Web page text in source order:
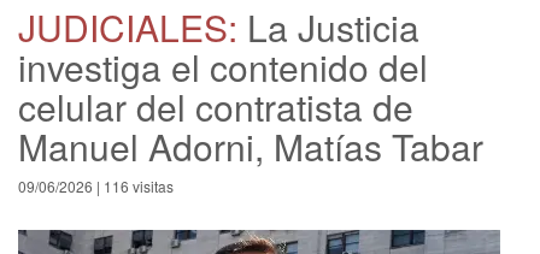
JUDICIALES: La Justicia
investiga el contenido del
celular del contratista de
Manuel Adorni, Matías Tabar
09/06/2026 | 116 visitas